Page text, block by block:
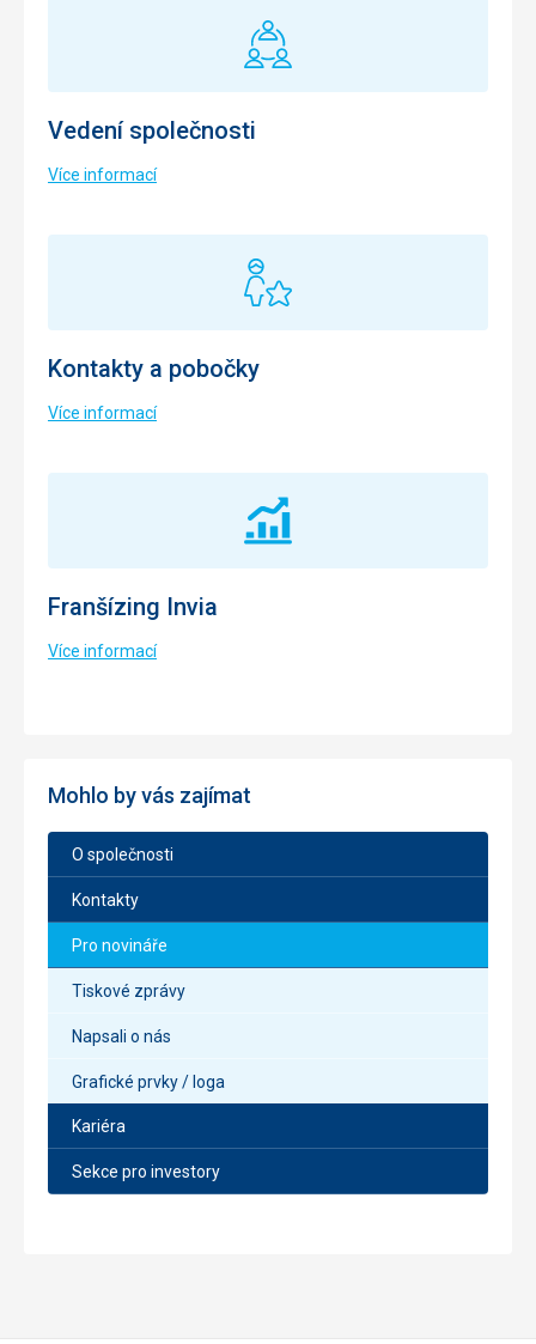
Vedení společnosti
Více informací
Kontakty a pobočky
Více informací
Franšízing Invia
Více informací
Mohlo by vás zajímat
O společnosti
Kontakty
Pro novináře
Tiskové zprávy
Napsali o nás
Grafické prvky / loga
Kariéra
Sekce pro investory